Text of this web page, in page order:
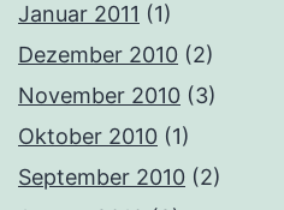
Januar 2011 (1)
Dezember 2010 (2)
November 2010 (3)
Oktober 2010 (1)
September 2010 (2)